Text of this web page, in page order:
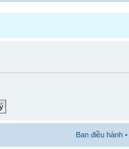
Ban điều hành •